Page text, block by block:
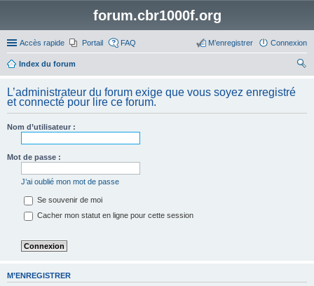
forum.cbr1000f.org
Accès rapide Portail FAQ Connexion
M’enregistrer
Index du forum
ch
L’administrateur du forum exige que vous soyez enregistré
et connecté pour lire ce forum.
Nom d’utilisateur :
Mot de passe :
J’ai oublié mon mot de passe
Se souvenir de moi
Cacher mon statut en ligne pour cette session
M’ENREGISTRER